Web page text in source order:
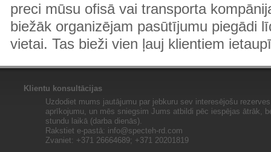
preci mūsu ofisā vai transporta
biežāk organizējam pasūtījumu piegādi
vietai. Tas bieži vien ļauj klientiem
Klientu konsultācijas
Uzdodiet mums jautājumu par jebkuru sev interesējošu
aprīkojumu, un mēs sniegsim Jums atbildi pēc iespējas ātrāk,
stundu laikā (darba dienās).
Rakstiet e-pastā: info@specteh-rd.com
Zvaniet: +371 26664689; +371 20201819